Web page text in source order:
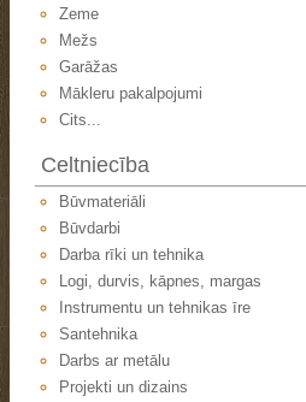
Zeme
Mežs
Garāžas
Mākleru pakalpojumi
Cits...
Celtniecība
Būvmateriāli
Būvdarbi
Darba rīki un tehnika
Logi, durvis, kāpnes, margas
Instrumentu un tehnikas īre
Santehnika
Darbs ar metālu
Projekti un dizains